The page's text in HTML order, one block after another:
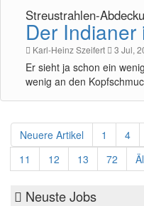
Streustrahlen-
Der Indianer
Karl-Heinz Szeifert 3 Jul,
Er sieht ja schon ein
wenig an den
Neuere Artikel 1 4
11
12 13 72
Neuste Jobs